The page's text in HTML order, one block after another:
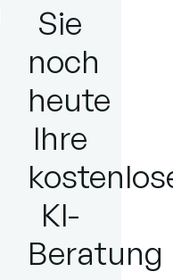
Sie
noch
heute
Ihre
KI-
Beratung